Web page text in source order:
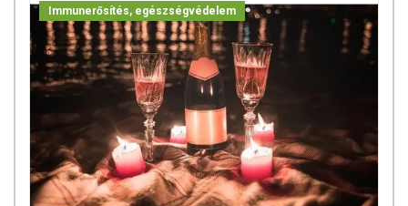
Immunerősítés, egészségvédelem